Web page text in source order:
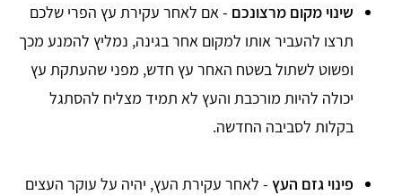
שינוי מקום מרצונכם - אם לאחר עקירת עץ הפרי שלכם
תרצו להעביר אותו למקום אחר בגינה, נמליץ להמנע מכך
ופשוט לשתול בשטח האחר עץ חדש, מפני שהעתקת עץ
יכולה להיות מורכבת והעץ לא תמיד מצליח להסתגל
בקלות לסביבה החדשה.
פינוי גזם העץ - לאחר עקירת העץ, יהיה על עוקר העצים